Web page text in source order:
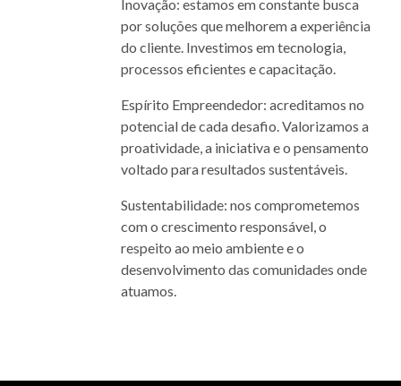
Inovação: estamos em constante busca
por soluções que melhorem a experiência
do cliente. Investimos em tecnologia,
processos eficientes e capacitação.
Espírito Empreendedor: acreditamos no
potencial de cada desafio. Valorizamos a
proatividade, a iniciativa e o pensamento
voltado para resultados sustentáveis.
Sustentabilidade: nos comprometemos
com o crescimento responsável, o
respeito ao meio ambiente e o
desenvolvimento das comunidades onde
atuamos.